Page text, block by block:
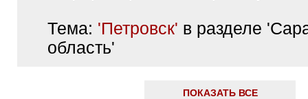
Тема: 'Петровск' в разделе
область'
ПОКАЗАТЬ ВСЕ